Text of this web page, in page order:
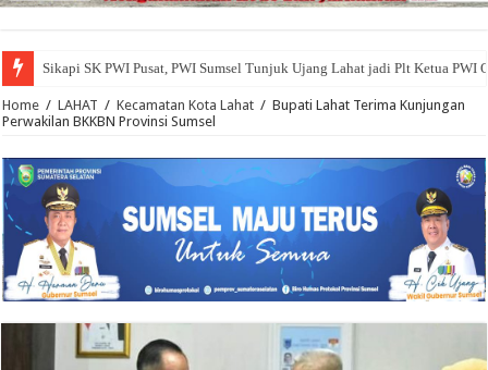
Sikapi SK PWI Pusat, PWI Sumsel Tunjuk Ujang Lahat jadi Plt Ketua PWI
Home / LAHAT / Kecamatan Kota Lahat / Bupati Lahat Terima Kunjungan
Perwakilan BKKBN Provinsi Sumsel